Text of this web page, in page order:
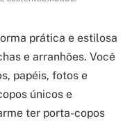
prática e estilosa
e arranhões. Você
papéis, fotos e
únicos e
ter porta-copos